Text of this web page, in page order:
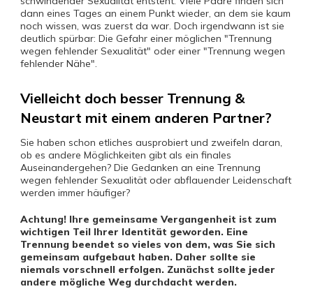
dann eines Tages an einem Punkt wieder, an dem sie kaum
noch wissen, was zuerst da war. Doch irgendwann ist sie
deutlich spürbar: Die Gefahr einer möglichen "Trennung
wegen fehlender Sexualität" oder einer "Trennung wegen
fehlender Nähe".
Vielleicht doch besser Trennung &
Neustart mit einem anderen Partner?
Sie haben schon etliches ausprobiert und zweifeln daran,
ob es andere Möglichkeiten gibt als ein finales
Auseinandergehen? Die Gedanken an eine Trennung
wegen fehlender Sexualität oder abflauender Leidenschaft
werden immer häufiger?
Achtung! Ihre gemeinsame Vergangenheit ist zum
wichtigen Teil Ihrer Identität geworden. Eine
Trennung beendet so vieles von dem, was Sie sich
gemeinsam aufgebaut haben. Daher sollte sie
niemals vorschnell erfolgen. Zunächst sollte jeder
andere mögliche Weg durchdacht werden.